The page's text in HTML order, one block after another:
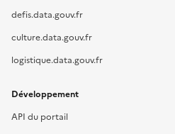
defis.data.gouv.fr
culture.data.gouv.fr
logistique.data.gouv.fr
Développement
API du portail